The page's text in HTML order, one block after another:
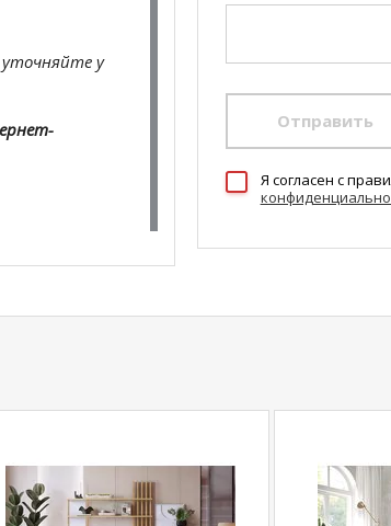
у
Отправить
Я согласен c